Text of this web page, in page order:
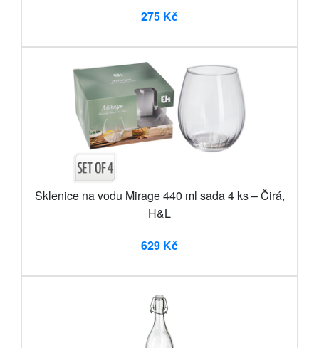
275 Kč
Sklenice na vodu Mirage 440 ml sada 4 ks – Čirá,
H&L
629 Kč